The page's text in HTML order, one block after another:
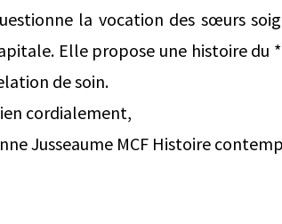
la vocation des sœurs
Elle propose une histoire du
de soin.
cordialement,
Jusseaume MCF Histoire